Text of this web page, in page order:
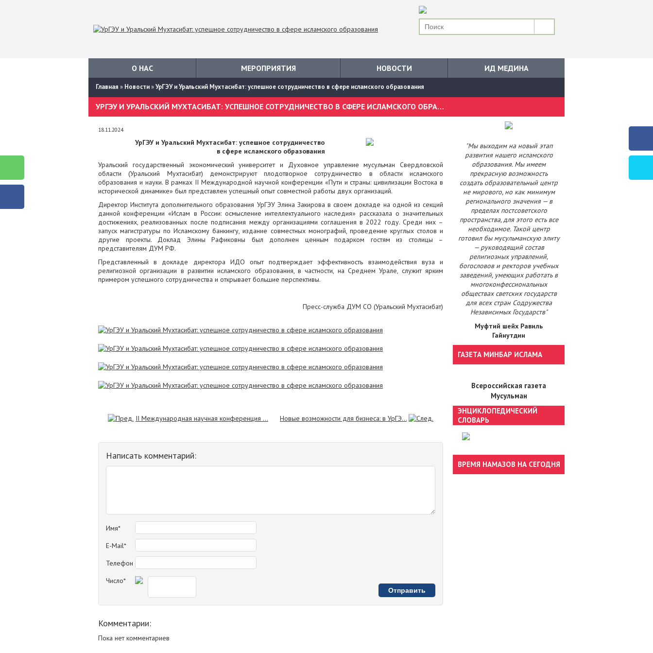
О НАС МЕРОПРИЯТИЯ НОВОСТИ ИД МЕДИНА
Главная » Новости»УрГЭУ и Уральский Мухтасибат: успешное сотрудничество в сфере исламского образования
"Мы выходим на новый этап
развития нашего исламского
образования. Мы имеем
прекрасную возможность
создать образовательный центр
не мирового, но как минимум
регионального значения — в
пределах постсоветского
пространства, для этого есть все
необходимое. Такой центр
готовил бы мусульманскую элиту
— руководящий состав
религиозных управлений,
богословов и ректоров учебных
заведений, умеющих работать в
многоконфессиональных
обществах светских государств
для всех стран Содружества
Независимых Государств"
Муфтий шейх Равиль
Гайнутдин
ГАЗЕТА МИНБАР ИСЛАМА
Всероссийская газета
Мусульман
ЭНЦИКЛОПЕДИЧЕСКИЙ
СЛОВАРЬ
ВРЕМЯ НАМАЗОВ НА СЕГОДНЯ
УРГЭУ И УРАЛЬСКИЙ МУХТАСИБАТ: УСПЕШНОЕ СОТРУДНИЧЕСТВО В СФЕРЕ ИСЛАМСКОГО ОБРАЗОВАНИЯ
18.11.2024
УрГЭУ и Уральский Мухтасибат: успешное сотрудничество
в сфере исламского образования
Уральский государственный экономический университет и Духовное управление мусульман Свердловской
области (Уральский Мухтасибат) демонстрируют плодотворное сотрудничество в области исламского
образования и науки. В рамках II Международной научной конференции «Пути и страны: цивилизации Востока в
исторической динамике» был представлен успешный опыт совместной работы двух организаций.
Директор Института дополнительного образования УрГЭУ Элина Закирова в своем докладе на одной из секций
данной конференции «Ислам в России: осмысление интеллектуального наследия» рассказала о значительных
достижениях, реализованных после подписания между организациями соглашения в 2022 году. Среди них –
запуск магистратуры по Исламскому банкингу, издание совместных монографий, проведение круглых столов и
другие проекты. Доклад Элины Рафиковны был дополнен ценным подарком гостям из столицы –
представителям ДУМ РФ.
Представленный в докладе директора ИДО опыт подтверждает эффективность взаимодействия вуза и
религиозной организации в развитии исламского образования, в частности, на Среднем Урале, служит ярким
примером успешного сотрудничества и открывает большие перспективы.
Пресс-служба ДУМ СО (Уральский Мухтасибат)
II Международная научная конференция ... Новые возможности для бизнеса: в УрГЭ...
Написать комментарий:
Имя*
E-Mail*
Телефон
Число*
Комментарии:
Пока нет комментариев